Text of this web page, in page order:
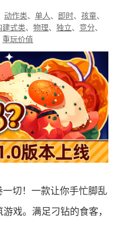
动作类、 单人 、 即时、 孩童、
建式类、 物理、 独立、 竞分、
重玩价值
切！一款让你手忙脚乱
戏。满足刁钻的食客，